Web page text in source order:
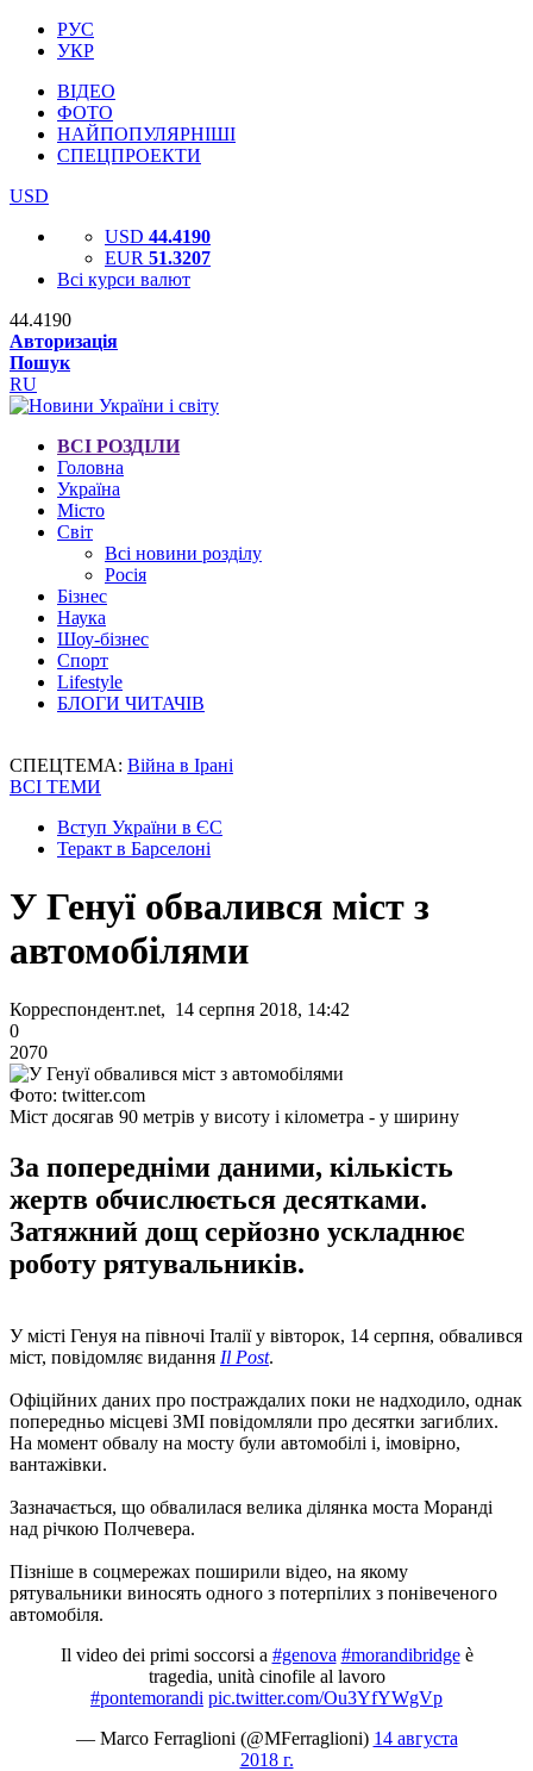
РУС
УКР
ВІДЕО
ФОТО
НАЙПОПУЛЯРНІШІ
СПЕЦПРОЕКТИ
USD
USD 44.4190
EUR 51.3207
Всі курси валют
44.4190
Авторизація
Пошук
RU
ВСІ РОЗДІЛИ
Головна
Україна
Місто
Світ
Всі новини розділу
Росія
Бізнес
Наука
Шоу-бізнес
Спорт
Lifestyle
БЛОГИ ЧИТАЧІВ
СПЕЦТЕМА: Війна в Ірані
ВСІ ТЕМИ
Вступ України в ЄС
Теракт в Барселоні
У Генуї обвалився міст з
автомобілями
Корреспондент.net, 14 серпня 2018, 14:42
0
2070
Фото: twitter.com
Міст досягав 90 метрів у висоту і кілометра - у ширину
За попередніми даними, кількість
жертв обчислюється десятками.
Затяжний дощ серйозно ускладнює
роботу рятувальників.
У місті Генуя на півночі Італії у вівторок, 14 серпня, обвалився
міст, повідомляє видання Il Post.
Офіційних даних про постраждалих поки не надходило, однак
попередньо місцеві ЗМІ повідомляли про десятки загиблих.
На момент обвалу на мосту були автомобілі і, імовірно,
вантажівки.
Зазначається, що обвалилася велика ділянка моста Моранді
над річкою Полчевера.
Пізніше в соцмережах поширили відео, на якому
рятувальники виносять одного з потерпілих з понівеченого
автомобіля.
Il video dei primi soccorsi a #genova #morandibridgeè
tragedia, unità cinofile al lavoro
#pontemorandi pic.twitter.com/Ou3YfYWgVp
— Marco Ferraglioni (@MFerraglioni) 14 августа
2018 г.